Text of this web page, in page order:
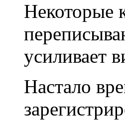
Некоторые
усиливает
Настало